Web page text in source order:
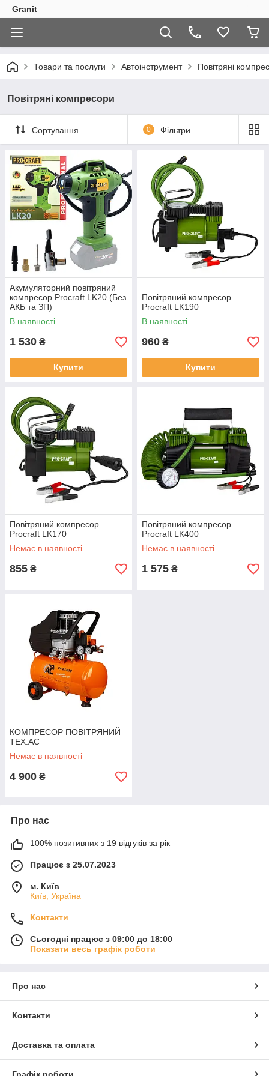
Granit
Товари та послуги Автоінструмент Повітряні
Повітряні компресори
Сортування 0 Фільтри
Акумуляторний повітряний
компресор Procraft LK20 (Без
АКБ та ЗП)
В наявності
1 530 ₴
Купити
Повітряний компресор
Procraft LK190
В наявності
960 ₴
Купити
Повітряний компресор
Procraft LK170
Немає в наявності
855 ₴
Повітряний компресор
Procraft LK400
Немає в наявності
1 575 ₴
КОМПРЕСОР ПОВІТРЯНИЙ
TEX.AC
Немає в наявності
4 900 ₴
Про нас
100% позитивних з 19 відгуків за рік
Працює з 25.07.2023
м. Київ
Київ, Україна
Контакти
Сьогодні працює з 09:00 до 18:00
Показати весь графік роботи
Про нас
Контакти
Доставка та оплата